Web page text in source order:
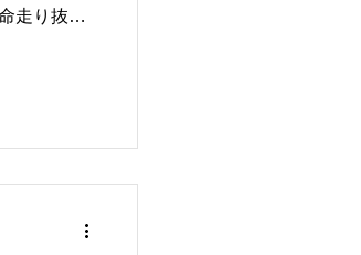
走り抜い